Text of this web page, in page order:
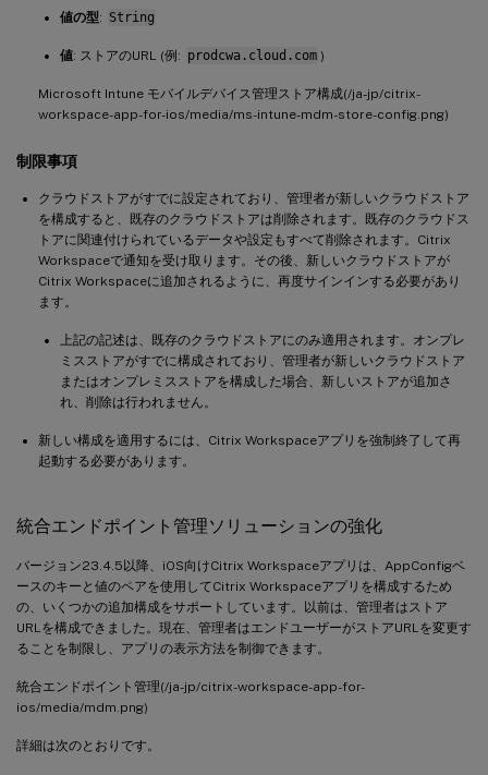
値の型: String
値: ストアのURL (例: prodcwa.cloud.com )
Microsoft Intune モバイルデバイス管理ストア構成(/ja-jp/citrix-
workspace-app-for-ios/media/ms-intune-mdm-store-config.png)
制限事項
クラウドストアがすでに設定されており、管理者が新しいクラウドストア
を構成すると、既存のクラウドストアは削除されます。既存のクラウドス
トアに関連付けられているデータや設定もすべて削除されます。Citrix
Workspaceで通知を受け取ります。その後、新しいクラウドストアが
Citrix Workspaceに追加されるように、再度サインインする必要があり
ます。
上記の記述は、既存のクラウドストアにのみ適用されます。オンプレ
ミスストアがすでに構成されており、管理者が新しいクラウドストア
またはオンプレミスストアを構成した場合、新しいストアが追加さ
れ、削除は行われません。
新しい構成を適用するには、Citrix Workspaceアプリを強制終了して再
起動する必要があります。
統合エンドポイント管理ソリューションの強化
バージョン23.4.5以降、iOS向けCitrix Workspaceアプリは、AppConfigベ
ースのキーと値のペアを使用してCitrix Workspaceアプリを構成するため
の、いくつかの追加構成をサポートしています。以前は、管理者はストア
URLを構成できました。現在、管理者はエンドユーザーがストアURLを変更す
ることを制限し、アプリの表示方法を制御できます。
統合エンドポイント管理(/ja-jp/citrix-workspace-app-for-
ios/media/mdm.png)
詳細は次のとおりです。